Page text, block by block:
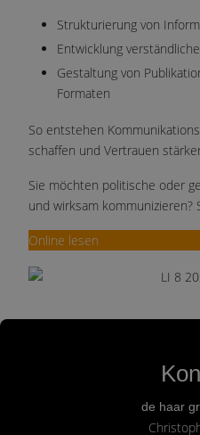
Strukturierung von
Entwicklung
Gestaltung von
Formaten
So entstehen
schaffen und Vertrauen
Sie möchten politische oder
und wirksam kommunizieren?
Online lesen
de haar